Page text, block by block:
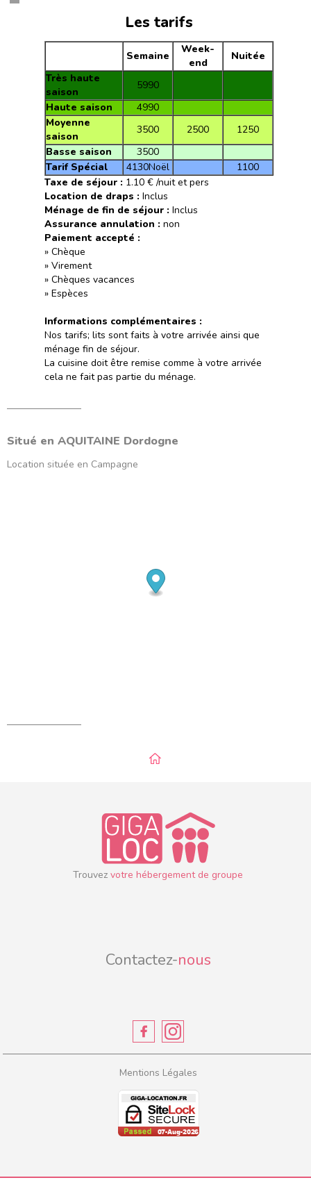
Les tarifs
Semaine
Week-
end
Nuitée
Très haute
saison
5990
Haute saison
4990
Moyenne
saison
3500 2500
1250
Basse saison
3500
Tarif Spécial
4130Noël
1100
Taxe de séjour : 1.10 € /nuit et pers
Location de draps :Inclus
Ménage de fin de séjour :Inclus
Assurance annulation :non
Paiement accepté :
» Chèque
» Virement
» Chèques vacances
» Espèces
Informations complémentaires :
Nos tarifs; lits sont faits à votre arrivée ainsi que
ménage fin de séjour.
La cuisine doit être remise comme à votre arrivée
cela ne fait pas partie du ménage.
Situé en AQUITAINE Dordogne
Location située en Campagne
Trouvezvotre hébergement de groupe
Contactez-nous
Mentions Légales